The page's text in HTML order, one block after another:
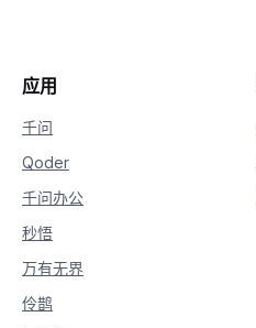
应用
千问
Qoder
千问办公
秒悟
万有无界
伶鹊